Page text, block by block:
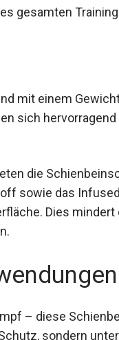
gesamten
mit einem
sich
die
sowie das
Oberfläche. Dies
– diese
sondern